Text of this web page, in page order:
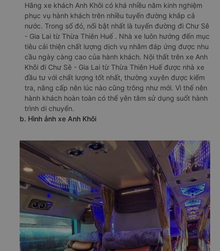
Hãng xe khách Anh Khôi có khá nhiều năm kinh nghiệm
phục vụ hành khách trên nhiều tuyến đường khắp cả
nước. Trong số đó, nổi bật nhất là tuyến đường đi Chư Sê
- Gia Lai từ Thừa Thiên Huế . Nhà xe luôn hướng đến mục
tiêu cải thiện chất lượng dịch vụ nhằm đáp ứng được nhu
cầu ngày càng cao của hành khách. Nội thất trên xe Anh
Khôi đi Chư Sê - Gia Lai từ Thừa Thiên Huế được nhà xe
đầu tư với chất lượng tốt nhất, thường xuyên được kiểm
tra, nâng cấp nên lúc nào cũng trông như mới. Vì thế nên
hành khách hoàn toàn có thể yên tâm sử dụng suốt hành
trình di chuyển.
b. Hình ảnh xe Anh Khôi